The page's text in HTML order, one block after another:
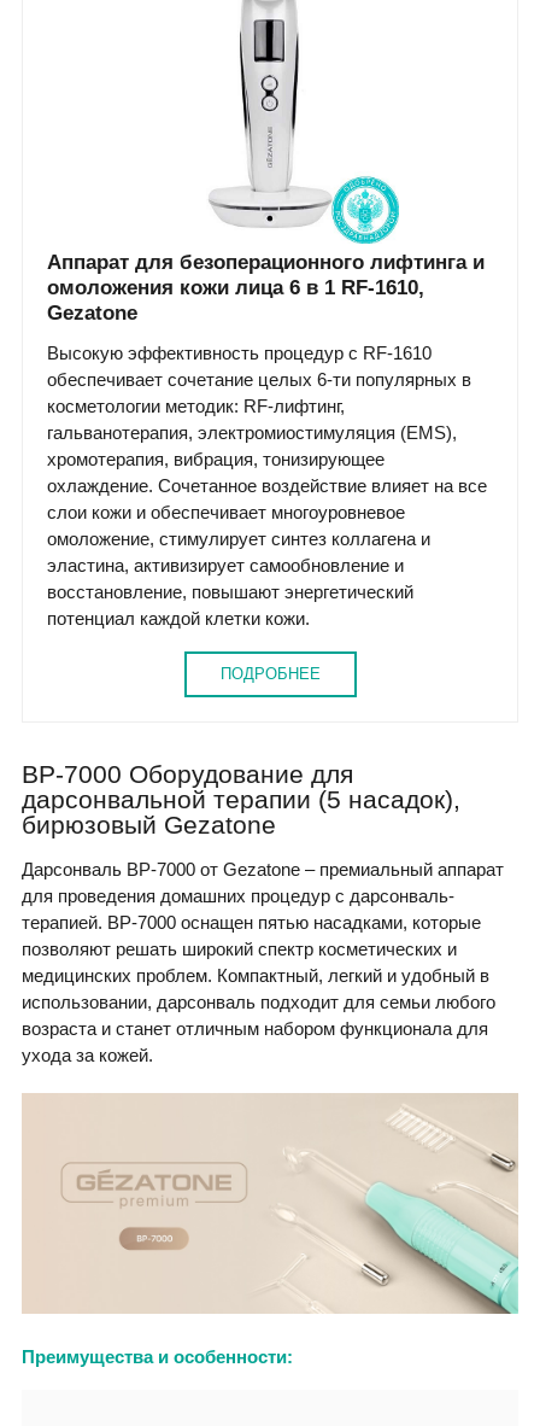
Аппарат для безоперационного лифтинга и
омоложения кожи лица 6 в 1 RF-1610,
Gezatone
Высокую эффективность процедур с RF-1610
обеспечивает сочетание целых 6-ти популярных в
косметологии методик: RF-лифтинг,
гальванотерапия, электромиостимуляция (EMS),
хромотерапия, вибрация, тонизирующее
охлаждение. Сочетанное воздействие влияет на все
слои кожи и обеспечивает многоуровневое
омоложение, стимулирует синтез коллагена и
эластина, активизирует самообновление и
восстановление, повышают энергетический
потенциал каждой клетки кожи.
ПОДРОБНЕЕ
BP-7000 Оборудование для
дарсонвальной терапии (5 насадок),
бирюзовый Gezatone
Дарсонваль BP-7000 от Gezatone – премиальный аппарат
для проведения домашних процедур с дарсонваль-
терапией. BP-7000 оснащен пятью насадками, которые
позволяют решать широкий спектр косметических и
медицинских проблем. Компактный, легкий и удобный в
использовании, дарсонваль подходит для семьи любого
возраста и станет отличным набором функционала для
ухода за кожей.
Преимущества и особенности: